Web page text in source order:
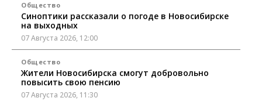
Общество
Синоптики рассказали о погоде в Новосибирске
на выходных
07 Августа 2026, 12:00
Общество
Жители Новосибирска смогут добровольно
повысить свою пенсию
07 Августа 2026, 11:30